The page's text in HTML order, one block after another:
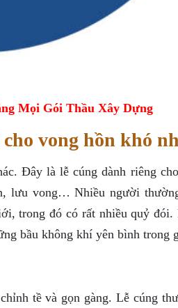
Mọi Gói Thầu Xây Dựng
vong hồn khó
Đây là lễ cúng dành riêng
lưu vong… Nhiều người
trong đó có rất nhiều quỷ đói.
bầu không khí yên bình trong
tề và gọn gàng. Lễ cúng